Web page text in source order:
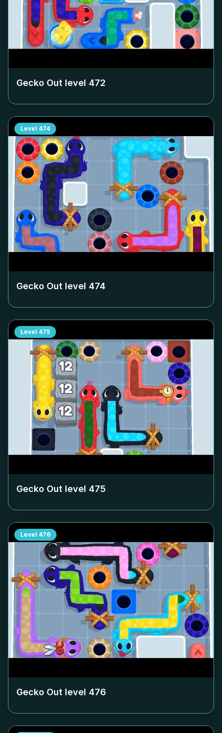
Gecko Out level 472
Level 474
Gecko Out level 474
Level 475
Gecko Out level 475
Level 476
Gecko Out level 476